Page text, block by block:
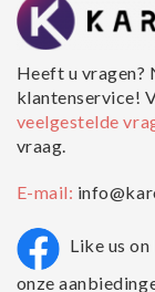
Heeft u vragen?
klantenservice!
veelgestelde
vraag.
E-mail:
Like us
onze